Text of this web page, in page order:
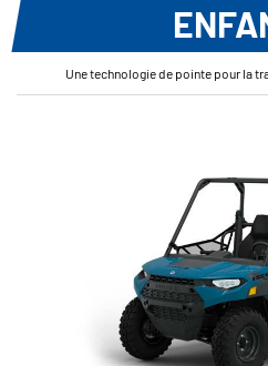
Une technologie de pointe pour la